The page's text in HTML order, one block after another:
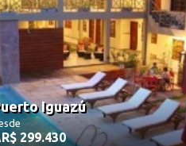
Iguazú
299.430